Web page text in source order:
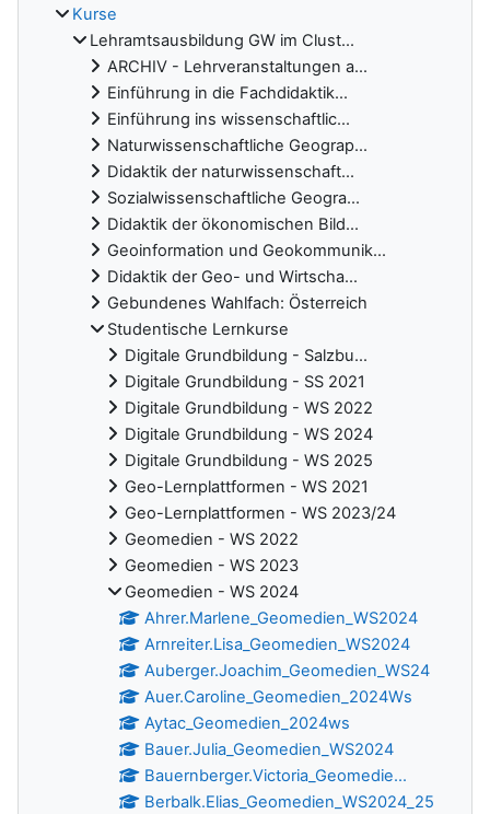
Kurse
Lehramtsausbildung GW im Clust...
ARCHIV - Lehrveranstaltungen a...
Einführung in die Fachdidaktik...
Einführung ins wissenschaftlic...
Naturwissenschaftliche Geograp...
Didaktik der naturwissenschaft...
Sozialwissenschaftliche Geogra...
Didaktik der ökonomischen Bild...
Geoinformation und Geokommunik...
Didaktik der Geo- und Wirtscha...
Gebundenes Wahlfach: Österreich
Studentische Lernkurse
Digitale Grundbildung - Salzbu...
Digitale Grundbildung - SS 2021
Digitale Grundbildung - WS 2022
Digitale Grundbildung - WS 2024
Digitale Grundbildung - WS 2025
Geo-Lernplattformen - WS 2021
Geo-Lernplattformen - WS 2023/24
Geomedien - WS 2022
Geomedien - WS 2023
Geomedien - WS 2024
Ahrer.Marlene_Geomedien_WS2024
Arnreiter.Lisa_Geomedien_WS2024
Auberger.Joachim_Geomedien_WS24
Auer.Caroline_Geomedien_2024Ws
Aytac_Geomedien_2024ws
Bauer.Julia_Geomedien_WS2024
Bauernberger.Victoria_Geomedie...
Berbalk.Elias_Geomedien_WS2024_25